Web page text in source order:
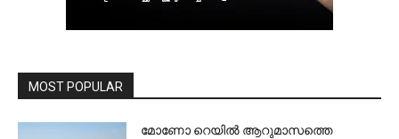
MOST POPULAR
മോണോ റെയില്‍ ആറുമാസത്തെ